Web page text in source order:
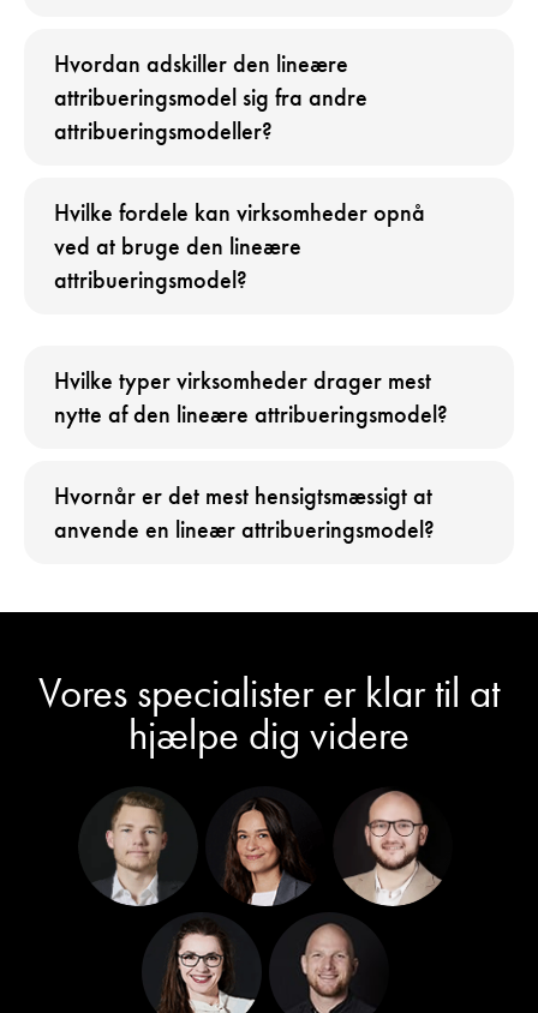
Hvordan adskiller den lineære
attribueringsmodel sig fra andre
attribueringsmodeller?
Hvilke fordele kan virksomheder opnå
ved at bruge den lineære
attribueringsmodel?
Hvilke typer virksomheder drager mest
nytte af den lineære attribueringsmodel?
Hvornår er det mest hensigtsmæssigt at
anvende en lineær attribueringsmodel?
Vores specialister er klar til at
hjælpe dig videre